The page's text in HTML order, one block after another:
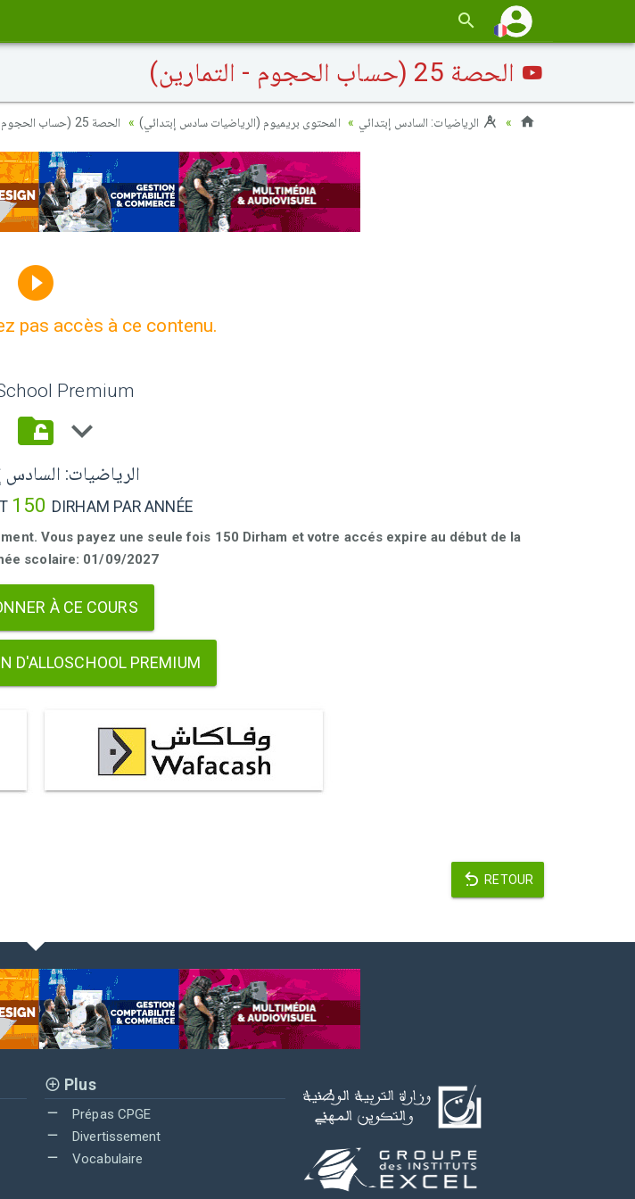
الحصة 25 (حساب الحجوم - التمارين)
الرياضيات: السادس إبتدائي المحتوى بريميوم (الرياضيات سادس إبتدائي) الحصة 25 (حساب الحجوم - التمارين)
pas accès à ce contenu.
Premium
الرياضيات: السادس
150 DIRHAM PAR ANNÉE
Vous payez une seule fois 150 Dirham et votre accés expire au début de la
scolaire: 01/09/2027
À CE COURS
D'ALLOSCHOOL PREMIUM
RETOUR
Plus
Prépas CPGE
Divertissement
Vocabulaire